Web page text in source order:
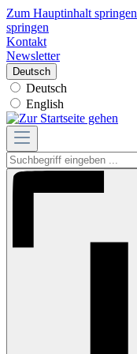
Zum Hauptinhalt springen
springen
Kontakt
Newsletter
Deutsch
Deutsch
English